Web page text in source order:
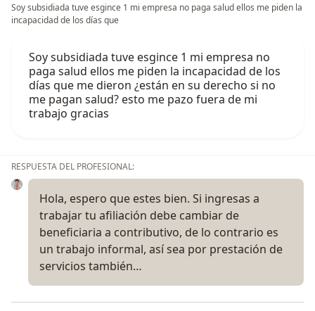
Soy subsidiada tuve esgince 1 mi empresa no paga salud ellos me piden la
incapacidad de los días que
Soy subsidiada tuve esgince 1 mi empresa no
paga salud ellos me piden la incapacidad de los
días que me dieron ¿están en su derecho si no
me pagan salud? esto me pazo fuera de mi
trabajo gracias
RESPUESTA DEL PROFESIONAL:
Hola, espero que estes bien. Si ingresas a
trabajar tu afiliación debe cambiar de
beneficiaria a contributivo, de lo contrario es
un trabajo informal, así sea por prestación de
servicios también…